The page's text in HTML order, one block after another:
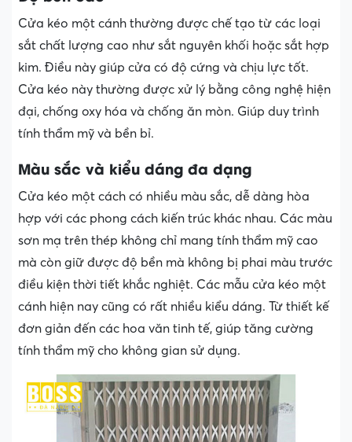
Cửa kéo một cánh thường được chế tạo từ các loại
sắt chất lượng cao như sắt nguyên khối hoặc sắt hợp
kim. Điều này giúp cửa có độ cứng và chịu lực tốt.
Cửa kéo này thường được xử lý bằng công nghệ hiện
đại, chống oxy hóa và chống ăn mòn. Giúp duy trình
tính thẩm mỹ và bền bỉ.
Màu sắc và kiểu dáng đa dạng
Cửa kéo một cách có nhiều màu sắc, dễ dàng hòa
hợp với các phong cách kiến trúc khác nhau. Các màu
sơn mạ trên thép không chỉ mang tính thẩm mỹ cao
mà còn giữ được độ bền mà không bị phai màu trước
điều kiện thời tiết khắc nghiệt. Các mẫu cửa kéo một
cánh hiện nay cũng có rất nhiều kiểu dáng. Từ thiết kế
đơn giản đến các hoa văn tinh tế, giúp tăng cường
tính thẩm mỹ cho không gian sử dụng.